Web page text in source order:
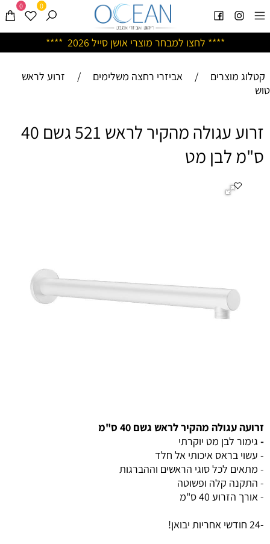
**** לחצו למבחר מוצרי אושן סייל 2026 ****
0 0
קטלוג מוצרים / אביזרי רחצה משלימים /
זרוע לראש
טוש
זרוע עגולה מהקיר לראש 521 גשם 40
ס"מ לבן מט
זרועה עגולה מהקיר לראש גשם 40 ס"מ
- גימור לבן מט יוקרתי
- עשוי בראס איכותי אל חלד
- מתאים לכל סוגי הראשים וההברגות
- התקנה קלה ופשוטה
- אורך הזרוע 40 ס"מ
-24 חודשי אחריות יבואן!